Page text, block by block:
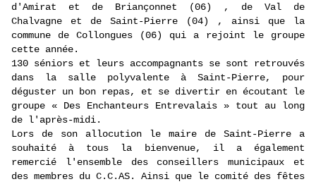
d'Amirat et de Briançonnet (06) , de Val de
Chalvagne et de Saint-Pierre (04) , ainsi que la
commune de Collongues (06) qui a rejoint le groupe
cette année.
130 séniors et leurs accompagnants se sont retrouvés
dans la salle polyvalente à Saint-Pierre, pour
déguster un bon repas, et se divertir en écoutant le
groupe « Des Enchanteurs Entrevalais » tout au long
de l'après-midi.
Lors de son allocution le maire de Saint-Pierre a
souhaité à tous la bienvenue, il a également
remercié l'ensemble des conseillers municipaux et
des membres du C.C.AS. Ainsi que le comité des fêtes